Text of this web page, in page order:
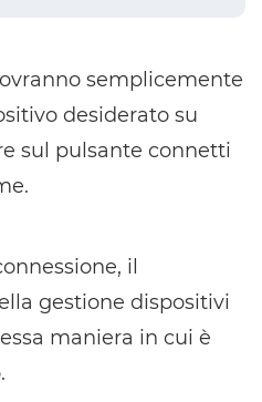
semplicemente
desiderato su
sul pulsante connetti
il
gestione dispositivi
maniera in cui è